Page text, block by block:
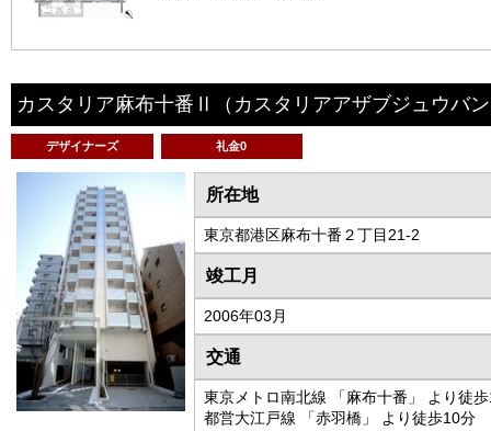
カスタリア麻布十番Ⅱ （カスタリアアザブジュウバ
デザイナーズ 礼金0
所在地
東京都港区麻布十番２丁目21-2
竣工月
2006年03月
交通
東京メトロ南北線 「麻布十番」 より徒
都営大江戸線 「赤羽橋」 より徒歩10分